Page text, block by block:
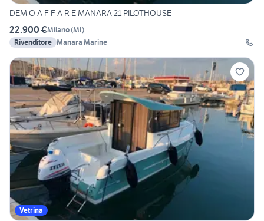
DEM O A F F A R E MANARA 21 PILOTHOUSE
22.900 €Milano(MI)
Rivenditore Manara Marine
Vetrina